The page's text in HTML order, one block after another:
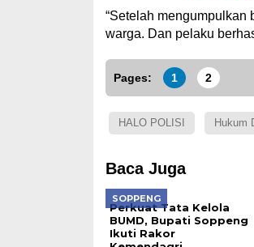
“Setelah
warga. Dan pelaku
Pages: 1 2
HALO POLISI Hukum
Baca Juga
SOPPENG
Perkuat Tata Kelola
BUMD, Bupati Soppeng
Ikuti Rakor